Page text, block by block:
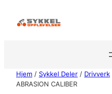
Hjem / Sykkel Deler / Drivverk
ABRASION CALIBER